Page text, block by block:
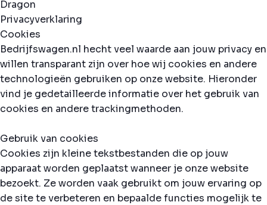
Privacyverklaring
Cookies
Bedrijfswagen.nl hecht veel waarde aan jouw privacy en
willen transparant zijn over hoe wij cookies en andere
technologieën gebruiken op onze website. Hieronder
vind je gedetailleerde informatie over het gebruik van
cookies en andere trackingmethoden.
Gebruik van cookies
Cookies zijn kleine tekstbestanden die op jouw
apparaat worden geplaatst wanneer je onze website
bezoekt. Ze worden vaak gebruikt om jouw ervaring op
de site te verbeteren en bepaalde functies mogelijk te